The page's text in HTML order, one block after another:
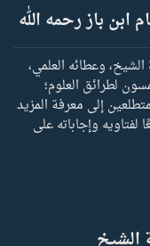
ابن باز رحمه الله
وعطائه العلمي،
لطرائق العلوم؛
إلى معرفة المزيد
وإجاباته على